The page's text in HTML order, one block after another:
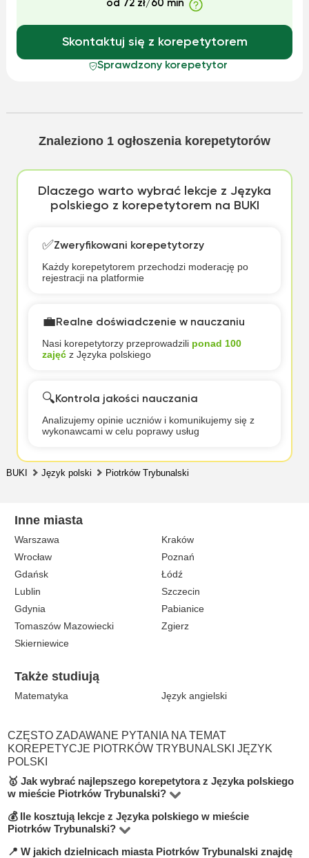
od 72 zł/60 min
Skontaktuj się z korepetytorem
Sprawdzony korepetytor
Znaleziono 1 ogłoszenia korepetytorów
Dlaczego warto wybrać lekcje z Języka
polskiego z korepetytorem na BUKI
✅Zweryfikowani korepetytorzy
Każdy korepetytorem przechodzi moderację po
rejestracji na platformie
💼Realne doświadczenie w nauczaniu
Nasi korepetytorzy przeprowadzili ponad 100
zajęćz Języka polskiego
🔍Kontrola jakości nauczania
Analizujemy opinie uczniów i komunikujemy się z
wykonawcami w celu poprawy usług
BUKI Język polski Piotrków Trybunalski
Inne miasta
Warszawa
Kraków
Wrocław
Poznań
Gdańsk
Łódź
Lublin
Szczecin
Gdynia
Pabianice
Tomaszów Mazowiecki
Zgierz
Skierniewice
Także studiują
Matematyka Język angielski
CZĘSTO ZADAWANE PYTANIA NA TEMAT
KOREPETYCJE PIOTRKÓW TRYBUNALSKI JĘZYK
POLSKI
🥇 Jak wybrać najlepszego korepetytora z Języka polskiego
w mieście Piotrków Trybunalski?
Na platformie BUKI znajdziesz 1 korepetytorów
oferujących zajęcia z Język polski w miejscowości
Piotrków Trybunalski. Przy wyborze zwróć uwagę na
💰 Ile kosztują lekcje z Języka polskiego w mieście
Piotrków Trybunalski?
Ceny zależą od poziomu, doświadczenia korepetytora i
📍 W jakich dzielnicach miasta Piotrków Trybunalski znajdę